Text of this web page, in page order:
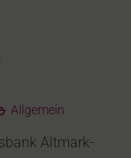
Allgemein
Altmark-